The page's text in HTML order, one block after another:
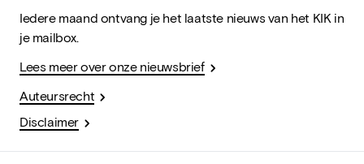
Iedere maand ontvang je het laatste nieuws van het KIK in
je mailbox.
Lees meer over onze nieuwsbrief
Auteursrecht
Disclaimer